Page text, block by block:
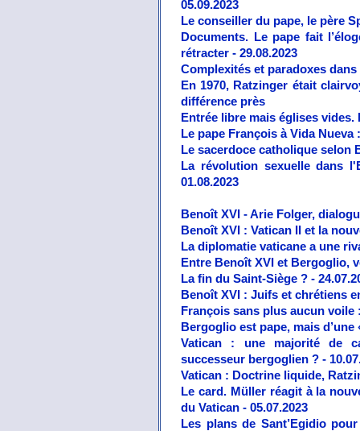
05.09.2023
Le conseiller du pape, le père
Documents. Le pape fait
rétracter - 29.08.2023
Complexités et paradoxes dans
En 1970, Ratzinger était
différence près
Entrée libre mais églises
Le pape François à Vida
Le sacerdoce catholique selon
La révolution sexuelle dans
01.08.2023
Benoît XVI - Arie Folger,
Benoît XVI : Vatican II et la
La diplomatie vaticane a une
Entre Benoît XVI et Bergoglio,
La fin du Saint-Siège ? -
Benoît XVI : Juifs et chrétiens
François sans plus aucun voile
Bergoglio est pape, mais
Vatican : une majorité de
successeur bergoglien ? -
Vatican : Doctrine liquide,
Le card. Müller réagit à la
du Vatican - 05.07.2023
Les plans de Sant’Egidio